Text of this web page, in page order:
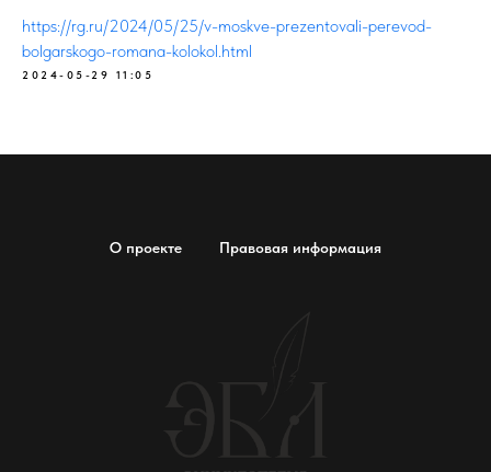
https://rg.ru/2024/05/25/v-moskve-prezentovali-perevod-
bolgarskogo-romana-kolokol.html
2024-05-29 11:05
О проекте Правовая информация